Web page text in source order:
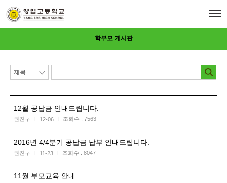
학부모 게시판
12월 공납금 안내드립니다.
권진구 12-06 조회수 : 7563
2016년 4/4분기 공납금 납부 안내드립니다.
권진구 11-23 조회수 : 8047
11월 부모교육 안내